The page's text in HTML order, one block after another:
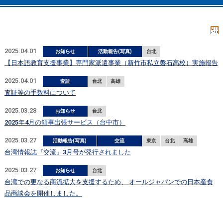
2025.04.01 お知らせ 活動報告(写真) 台北
【日本語教育支援事業】専門家派遣事業（新竹市私立磐石高校）実施報告
2025.04.01 査証 台北 高雄
査証等の手数料について
2025.03.28 お知らせ 台北
2025年4月の領事出張サービス（台中市）
2025.03.27 活動報告(写真) 交流 東京 台北 高雄
台湾情報誌『交流』3月号が発行されました
2025.03.27 お知らせ 台北
台湾での更なる商流拡大を支援するため、 オールジャパンでの日本産食
品商談会を開催しました。